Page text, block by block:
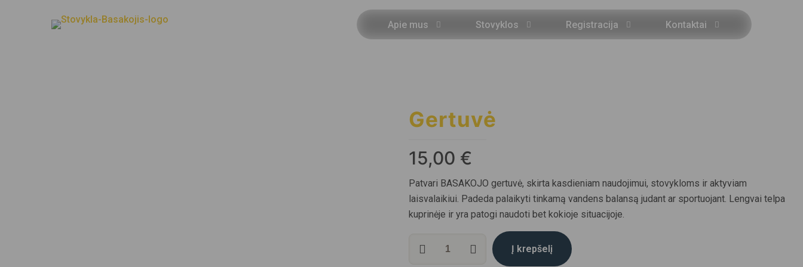
Apie mus Stovyklos Registracija Kontaktai
Gertuvė
15,00 €
Patvari BASAKOJO gertuvė, skirta kasdieniam naudojimui, stovykloms ir aktyviam
laisvalaikiui. Padeda palaikyti tinkamą vandens balansą judant ar sportuojant. Lengvai telpa
kuprinėje ir yra patogi naudoti bet kokioje situacijoje.
kiekis:
Į krepšelį